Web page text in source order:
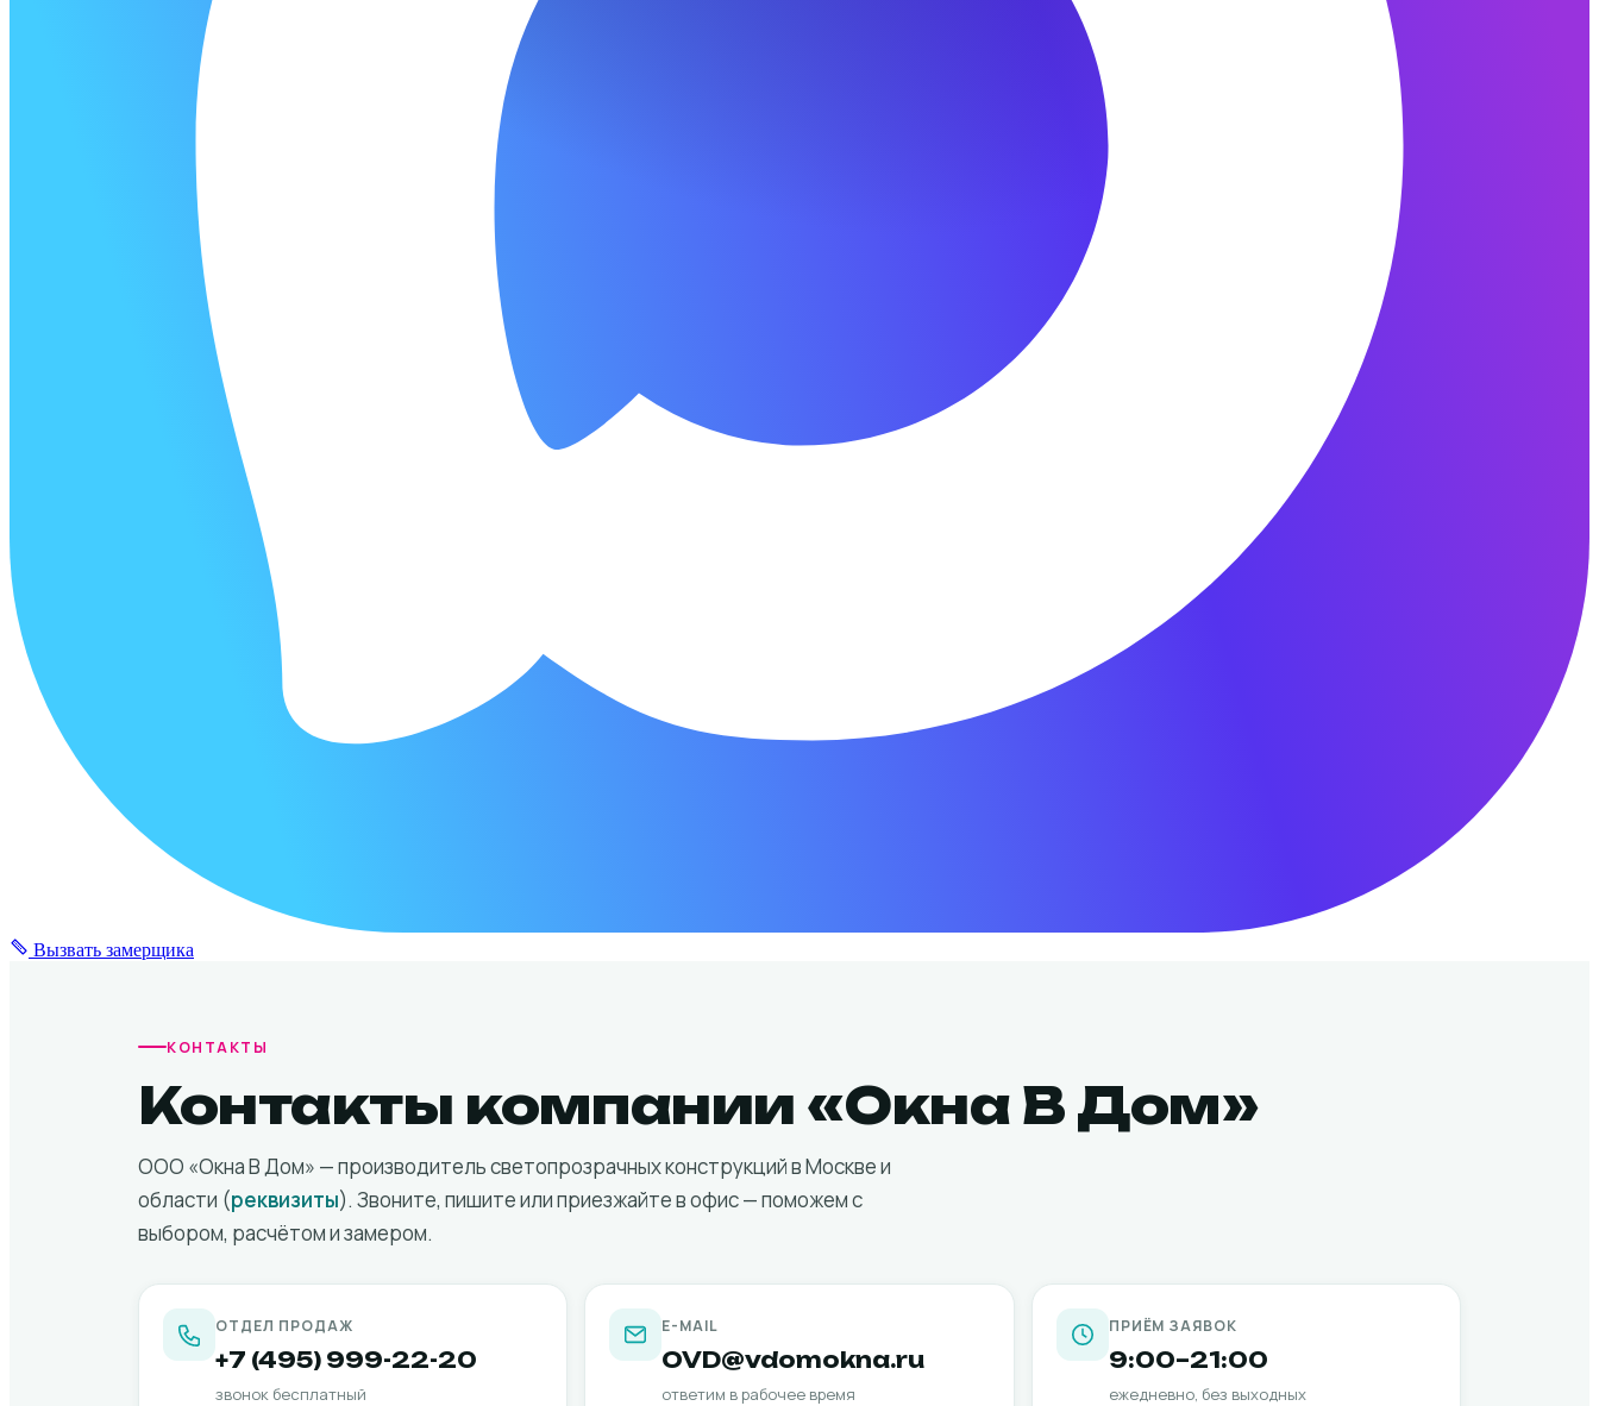
Вызвать замерщика
КОНТАКТЫ
Контакты компании «Окна В Дом»
ООО «Окна В Дом» — производитель светопрозрачных конструкций в Москве и
области (реквизиты). Звоните, пишите или приезжайте в офис — поможем с
выбором, расчётом и замером.
ОТДЕЛ ПРОДАЖ
+7 (495) 999-22-20
звонок бесплатный
E-MAIL
OVD@vdomokna.ru
ответим в рабочее время
ПРИЁМ ЗАЯВОК
9:00–21:00
ежедневно, без выходных